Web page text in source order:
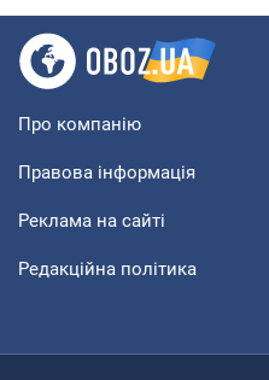
Про компанію
Правова інформація
Реклама на сайті
Редакційна політика